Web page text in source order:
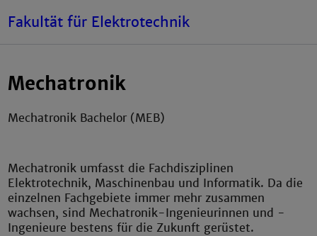
Fakultät für Elektrotechnik
Mechatronik
Mechatronik Bachelor (MEB)
Mechatronik umfasst die Fachdisziplinen
Elektrotechnik, Maschinenbau und Informatik. Da die
einzelnen Fachgebiete immer mehr zusammen
wachsen, sind Mechatronik-Ingenieurinnen und -
Ingenieure bestens für die Zukunft gerüstet.